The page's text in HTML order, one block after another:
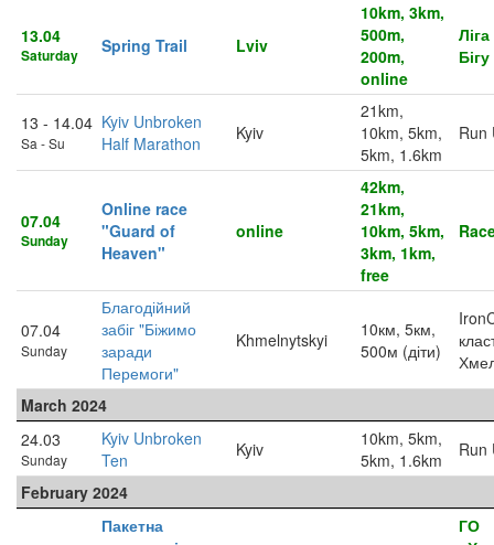
13.04
Saturday Spring Trail Lviv
10km, 3km,
500m,
200m,
online
Бігу
13 - 14.04
Sa - Su
Kyiv Unbroken
Half Marathon
Kyiv
21km,
10km, 5km,
5km, 1.6km
Run
07.04
Sunday
Online race
"Guard of
Heaven"
online
42km,
21km,
10km, 5km,
3km, 1km,
free
07.04
Sunday
Благодійний
забіг "Біжимо
заради
Перемоги"
Khmelnytskyi
10км, 5км,
500м (діти)
March 2024
24.03
Sunday
Kyiv Unbroken
Ten
Kyiv
10km, 5km,
5km, 1.6km
Run
February 2024
Пакетна
ГО